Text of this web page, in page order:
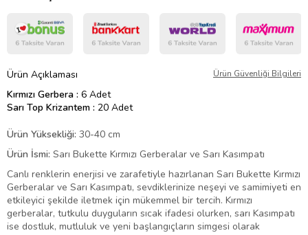
Ürün Açıklaması Ürün Güvenliği Bilgileri
Kırmızı Gerbera : 6 Adet
Sarı Top Krizantem : 20 Adet
Ürün Yüksekliği: 30-40 cm
Ürün İsmi: Sarı Bukette Kırmızı Gerberalar ve Sarı Kasımpatı
Canlı renklerin enerjisi ve zarafetiyle hazırlanan Sarı Bukette Kırmızı
Gerberalar ve Sarı Kasımpatı, sevdiklerinize neşeyi ve samimiyeti en
etkileyici şekilde iletmek için mükemmel bir tercih. Kırmızı
gerberalar, tutkulu duyguların sıcak ifadesi olurken, sarı Kasımpatı
ise dostluk, mutluluk ve yeni başlangıçların simgesi olarak